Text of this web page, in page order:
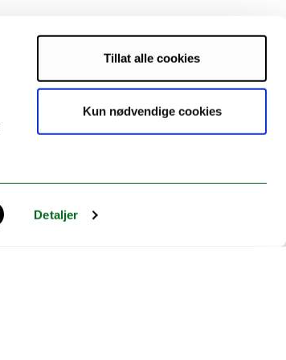
Detaljer
Tillat alle cookies
Kun nødvendige cookies